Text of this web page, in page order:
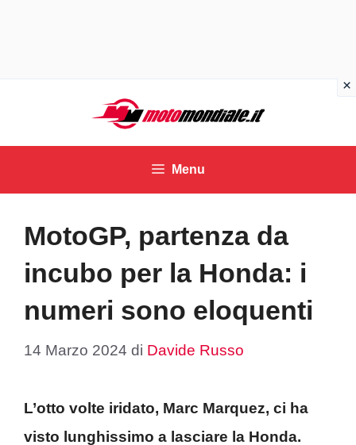
contenuto
Menu
MotoGP, partenza da
incubo per la Honda: i
numeri sono eloquenti
14 Marzo 2024 di Davide Russo
L’otto volte iridato, Marc Marquez, ci ha
visto lunghissimo a lasciare la Honda.